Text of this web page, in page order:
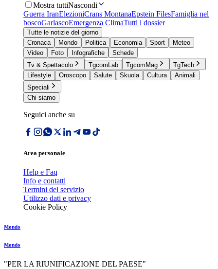
Mostra tuttiNascondi
Guerra IranElezioniCrans MontanaEpstein FilesFamiglia nel
boscoGarlascoEmergenza ClimaTutti i dossier
Tutte le notizie del giorno
Cronaca
Mondo Politica Economia Sport
Meteo
Video
Foto Infografiche
Schede
Tv & Spettacolo
TgcomLab TgcomMag
TgTech
Lifestyle
Oroscopo Salute Skuola Cultura
Animali
Speciali
Chi siamo
Seguici anche su
Area personale
Help e Faq
Info e contatti
Termini del servizio
Utilizzo dati e privacy
Cookie Policy
Mondo
Mondo
"PER LA RIUNIFICAZIONE DEL PAESE"